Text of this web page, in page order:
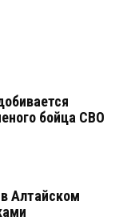
бойца СВО
Алтайском